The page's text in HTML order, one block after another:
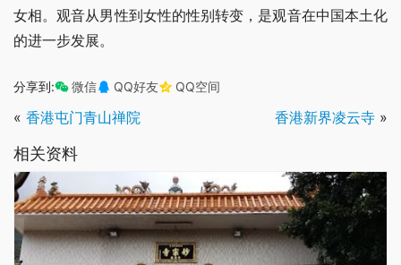
女相。观音从男性到女性的性别转变，是观音在中国本土化
的进一步发展。
分享到: 微信 QQ好友 QQ空间
« 香港屯门青山禅院 香港新界凌云寺 »
相关资料